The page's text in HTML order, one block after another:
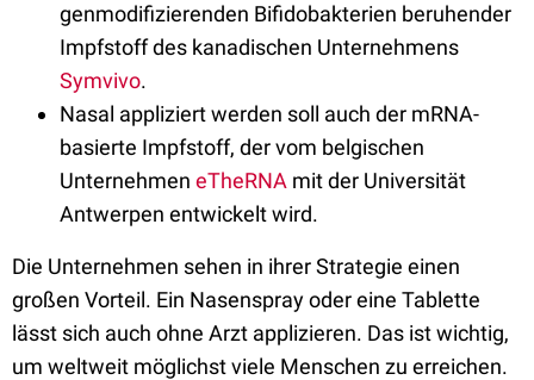
genmodifizierenden Bifidobakterien beruhender
Impfstoff des kanadischen Unternehmens
Symvivo.
Nasal appliziert werden soll auch der mRNA-
basierte Impfstoff, der vom belgischen
Unternehmen eTheRNA mit der Universität
Antwerpen entwickelt wird.
Die Unternehmen sehen in ihrer Strategie einen
großen Vorteil. Ein Nasenspray oder eine Tablette
lässt sich auch ohne Arzt applizieren. Das ist wichtig,
um weltweit möglichst viele Menschen zu erreichen.